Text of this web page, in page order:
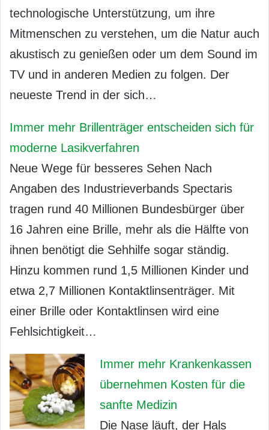
technologische Unterstützung, um ihre
Mitmenschen zu verstehen, um die Natur auch
akustisch zu genießen oder um dem Sound im
TV und in anderen Medien zu folgen. Der
neueste Trend in der sich…
Immer mehr Brillenträger entscheiden sich für
moderne Lasikverfahren
Neue Wege für besseres Sehen Nach
Angaben des Industrieverbands Spectaris
tragen rund 40 Millionen Bundesbürger über
16 Jahren eine Brille, mehr als die Hälfte von
ihnen benötigt die Sehhilfe sogar ständig.
Hinzu kommen rund 1,5 Millionen Kinder und
etwa 2,7 Millionen Kontaktlinsenträger. Mit
einer Brille oder Kontaktlinsen wird eine
Fehlsichtigkeit…
Immer mehr Krankenkassen
übernehmen Kosten für die
sanfte Medizin
Die Nase läuft, der Hals